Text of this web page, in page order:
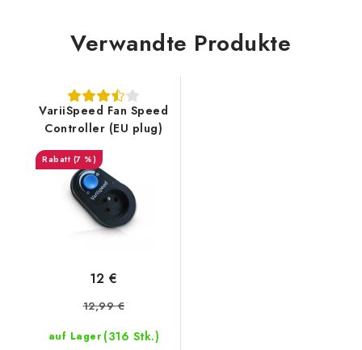
Verwandte Produkte
VariiSpeed Fan Speed
Controller (EU plug)
(7 %)
auf Lager (316 Stk.)
12 €
12,99 €